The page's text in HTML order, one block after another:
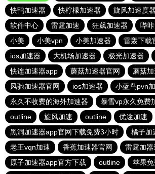
快鸭加速器
快柠檬加速器 旋风加速度器
软件中心
雷霆加速 狂飙加速器 哔
小美
小美vpn 小美加速器 雷轰下载
ios加速器
大机场加速器 极光加速器
快连加速器app
蘑菇加速器官网
蘑菇
风驰加速器官网
ios加速器
小蓝鸟pvn
永久不收费的海外加速器
暴雪vp永久免费
outline
旋风加速 outline 优途加速
黑洞加速器app官网下载免费3小时
橘子加
老王vqn加速
香蕉加速器官网
雷霆加器
原子加速器app官方下载
outline
苹果